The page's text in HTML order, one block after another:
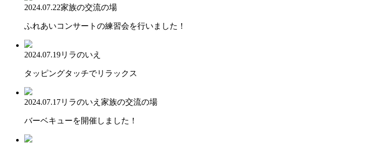
2024.07.22家族の交流の場
ふれあいコンサートの練習会を行いました！
2024.07.19リラのいえ
タッピングタッチでリラックス
2024.07.17リラのいえ 家族の交流の場
バーベキューを開催しました！